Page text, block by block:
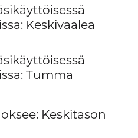
Keskivaalea
Tumma
Keskitason